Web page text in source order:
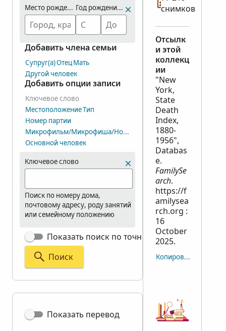
Место рождения Год рождения (диапазон)
Добавить члена семьи
Супруг(а)ОтецМать
Другой человек
Добавить опции записи
Ключевое слово
МестоположениеТип
Номер партии
Микрофильм/Микрофиша/Номер группы снимков (DGS)
Основной человек
Ключевое слово
Поиск по номеру дома,
почтовому адресу, роду занятий
или семейному положению
Показать поиск по точным критериям
Поиск
Показать перевод
снимков
Отсылк
и этой
коллекц
ии
"New
York,
State
Death
Index,
1880-
1956",
Databas
e.
FamilySe
arch.
https://f
amilysea
rch.org :
16
October
2025.
Копировать отсылку